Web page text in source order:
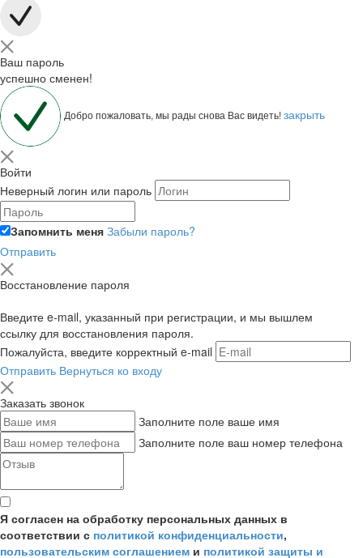
Ваш пароль
успешно сменен!
Добро пожаловать, мы рады снова Вас видеть!закрыть
Войти
Неверный логин или пароль
Запомнить меня Забыли пароль?
Отправить
Восстановление пароля
Введите e-mail, указанный при регистрации, и мы вышлем
ссылку для восстановления пароля.
Пожалуйста, введите корректный e-mail
Отправить Вернуться ко входу
Заказать звонок
Заполните поле ваше имя
Заполните поле ваш номер телефона
Я согласен на обработку персональных данных в
соответствии с политикой конфиденциальности,
пользовательским соглашением и политикой защиты и